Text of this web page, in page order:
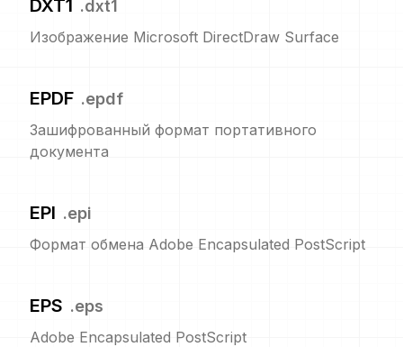
DXT1 .dxt1
Изображение Microsoft DirectDraw Surface
EPDF .epdf
Зашифрованный формат портативного
документа
EPI .epi
Формат обмена Adobe Encapsulated PostScript
EPS .eps
Adobe Encapsulated PostScript